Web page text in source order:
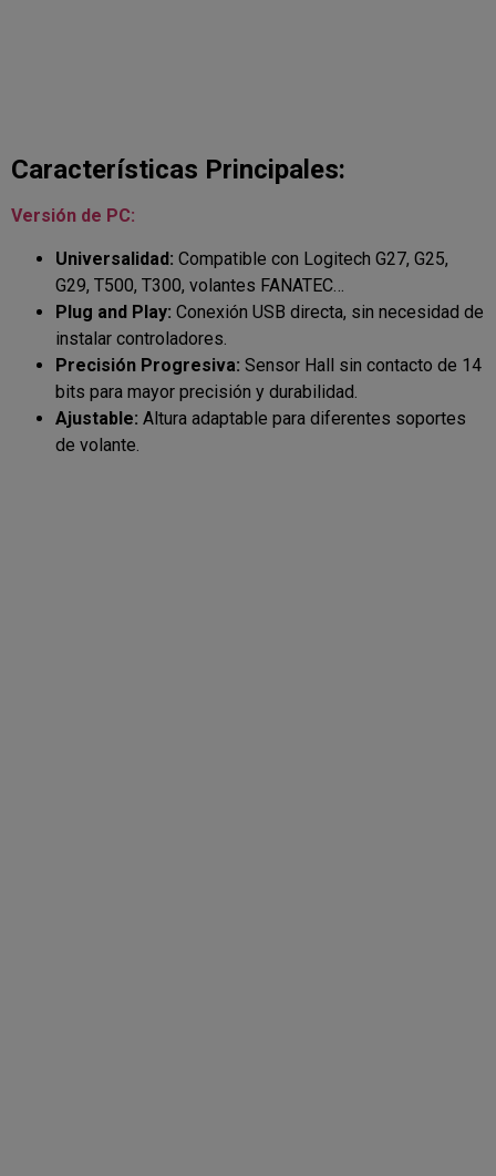
Características Principales:
Versión de PC:
Universalidad: Compatible con Logitech G27, G25,
G29, T500, T300, volantes FANATEC…
Plug and Play: Conexión USB directa, sin necesidad de
instalar controladores.
Precisión Progresiva: Sensor Hall sin contacto de 14
bits para mayor precisión y durabilidad.
Ajustable: Altura adaptable para diferentes soportes
de volante.